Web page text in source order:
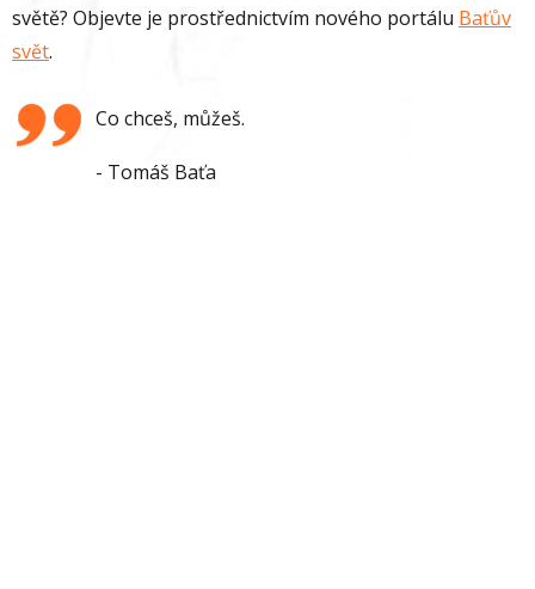
světě? Objevte je prostřednictvím nového portálu Baťův
svět.
Co chceš, můžeš.
Tomáš Baťa